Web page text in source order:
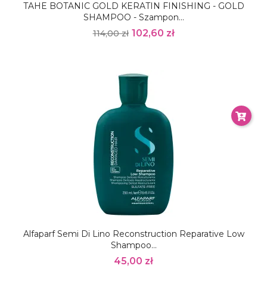
TAHE BOTANIC GOLD KERATIN FINISHING - GOLD
SHAMPOO - Szampon...
114,00 zł 102,60 zł
Alfaparf Semi Di Lino Reconstruction Reparative Low
Shampoo...
45,00 zł